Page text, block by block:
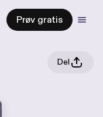
Prøv gratis
Del